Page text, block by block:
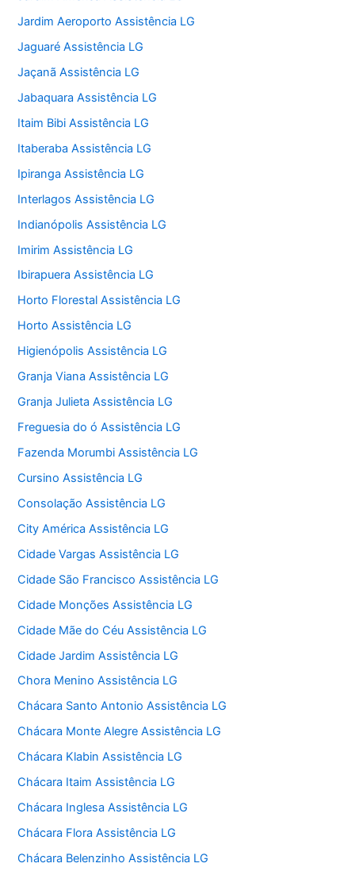
Jardim Aeroporto Assistência LG
Jaguaré Assistência LG
Jaçanã Assistência LG
Jabaquara Assistência LG
Itaim Bibi Assistência LG
Itaberaba Assistência LG
Ipiranga Assistência LG
Interlagos Assistência LG
Indianópolis Assistência LG
Imirim Assistência LG
Ibirapuera Assistência LG
Horto Florestal Assistência LG
Horto Assistência LG
Higienópolis Assistência LG
Granja Viana Assistência LG
Granja Julieta Assistência LG
Freguesia do ó Assistência LG
Fazenda Morumbi Assistência LG
Cursino Assistência LG
Consolação Assistência LG
City América Assistência LG
Cidade Vargas Assistência LG
Cidade São Francisco Assistência LG
Cidade Monções Assistência LG
Cidade Mãe do Céu Assistência LG
Cidade Jardim Assistência LG
Chora Menino Assistência LG
Chácara Santo Antonio Assistência LG
Chácara Monte Alegre Assistência LG
Chácara Klabin Assistência LG
Chácara Itaim Assistência LG
Chácara Inglesa Assistência LG
Chácara Flora Assistência LG
Chácara Belenzinho Assistência LG